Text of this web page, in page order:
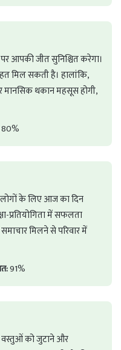
आपकी जीत सुनिश्चित करेगा।
मिल सकती है। हालांकि,
थकान महसूस होगी,
80%
लोगों के लिए आज का दिन
प्रतियोगिता में सफलता
मिलने से परिवार में
91%
को जुटाने और